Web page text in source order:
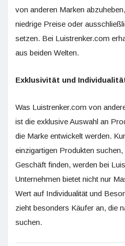
von anderen Marken
niedrige Preise oder
setzen. Bei Luistrenker.com
aus beiden Welten.
Exklusivität und
Was Luistrenker.com von
ist die exklusive Auswahl an
die Marke entwickelt werden.
einzigartigen Produkten
Geschäft finden, werden bei
Unternehmen bietet nicht nur
Wert auf Individualität und
zieht besonders Käufer an, die
suchen.